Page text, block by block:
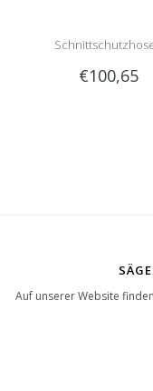
€100,65
Auf unserer Website